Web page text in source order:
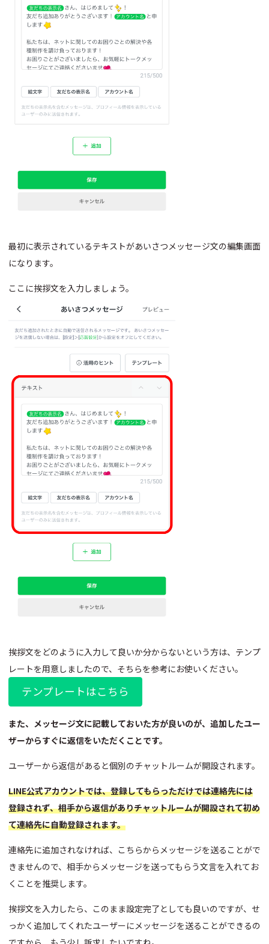
最初に表示されているテキストがあいさつメッセージ文の編集画面
になります。
ここに挨拶文を入力しましょう。
挨拶文をどのように入力して良いか分からないという方は、テンプ
レートを用意しましたので、そちらを参考にお使いください。
テンプレートはこちら
また、メッセージ文に記載しておいた方が良いのが、追加したユー
ザーからすぐに返信をいただくことです。
ユーザーから返信があると個別のチャットルームが開設されます。
LINE公式アカウントでは、登録してもらっただけでは連絡先には
登録されず、相手から返信がありチャットルームが開設されて初め
て連絡先に自動登録されます。
連絡先に追加されなければ、こちらからメッセージを送ることがで
きませんので、相手からメッセージを送ってもらう文言を入れてお
くことを推奨します。
挨拶文を入力したら、このまま設定完了としても良いのですが、せ
っかく追加してくれたユーザーにメッセージを送ることができるの